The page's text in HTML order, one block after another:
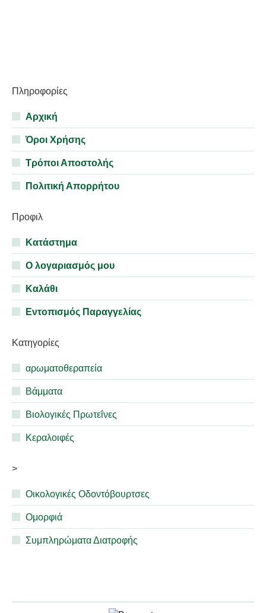
Πληροφορίες
Αρχική
Όροι Χρήσης
Τρόποι Αποστολής
Πολιτική Απορρήτου
Προφιλ
Κατάστημα
Ο λογαριασμός μου
Καλάθι
Εντοπισμός Παραγγελίας
Κατηγορίες
αρωματοθεραπεία
Βάμματα
Βιολογικές Πρωτεΐνες
Κεραλοιφές
>
Οικολογικές Οδοντόβουρτσες
Ομορφιά
Συμπληρώματα Διατροφής